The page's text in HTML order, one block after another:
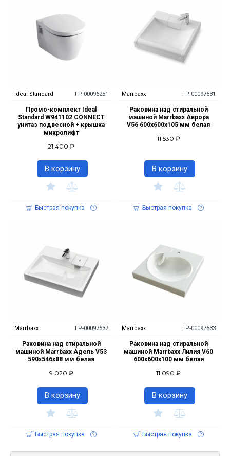
Ideal Standard ГР-00096231
Промо-комплект Ideal
Standard W941102 CONNECT
унитаз подвесной + крышка
микролифт
21 400 ₽
В корзину
Быстрая покупка
Marrbaxx ГР-00097531
Раковина над стиральной
машиной Marrbaxx Аврора
V56 600х600х105 мм белая
11 530 ₽
В корзину
Быстрая покупка
Marrbaxx ГР-00097537
Раковина над стиральной
машиной Marrbaxx Адель V53
590х546х88 мм белая
9 020 ₽
В корзину
Быстрая покупка
Marrbaxx ГР-00097533
Раковина над стиральной
машиной Marrbaxx Лилия V60
600х600х100 мм белая
11 090 ₽
В корзину
Быстрая покупка